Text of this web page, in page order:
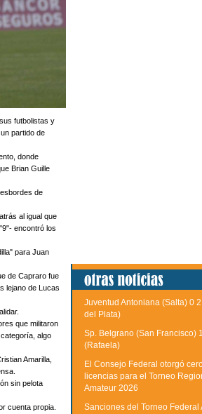
futbolistas y
partido de
donde
Brian Guille
de
al igual que
encontró los
para Juan
de Capraro fue
lejano de Lucas
que militaron
algo
Amarilla,
sin pelota
cuenta propia.
Juventud Antoniana (Salta) 0
del Plata)
Sp. Belgrano (San Francisco)
(Rafaela)
El Consejo Federal otorgó
licencias para el Torneo
Amateur 2026
Sanciones del Torneo Federal